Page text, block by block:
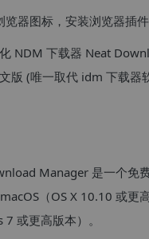
览器图标，安装浏览器插件
Manager 是一个免
（OS X 10.10 或更
或更高版本）。